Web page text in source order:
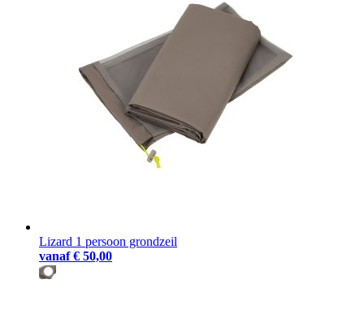
Lizard 1 persoon grondzeil
vanaf € 50,00